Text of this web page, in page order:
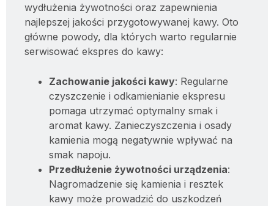
wydłużenia żywotności oraz zapewnienia
najlepszej jakości przygotowywanej kawy. Oto
główne powody, dla których warto regularnie
serwisować ekspres do kawy:
Zachowanie jakości kawy: Regularne
czyszczenie i odkamienianie ekspresu
pomaga utrzymać optymalny smak i
aromat kawy. Zanieczyszczenia i osady
kamienia mogą negatywnie wpływać na
smak napoju.
Przedłużenie żywotności urządzenia:
Nagromadzenie się kamienia i resztek
kawy może prowadzić do uszkodzeń